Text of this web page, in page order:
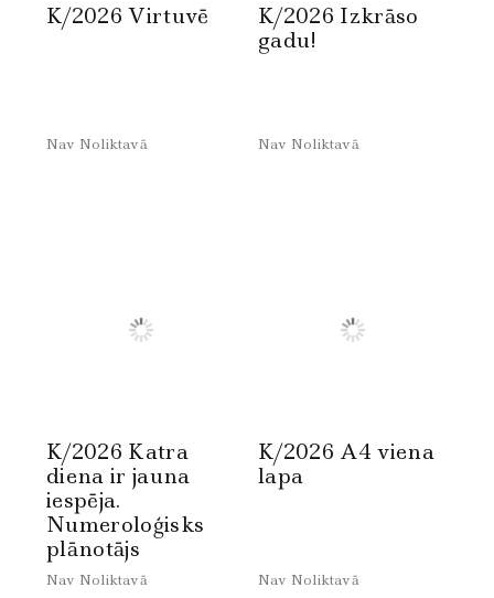
K/2026 Virtuvē
Nav Noliktavā
K/2026 Izkrāso
gadu!
Nav Noliktavā
K/2026 Katra
diena ir jauna
iespēja.
Numeroloģisks
plānotājs
Nav Noliktavā
K/2026 A4 viena
lapa
Nav Noliktavā